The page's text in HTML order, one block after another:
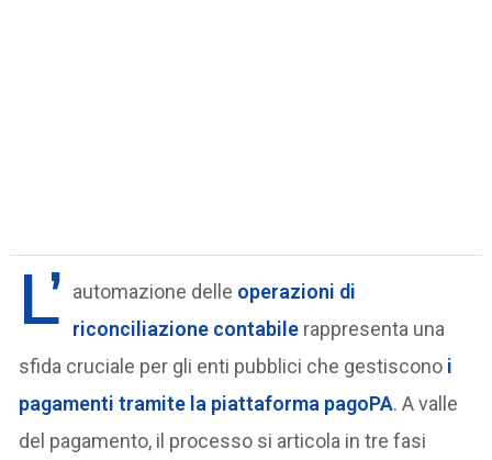
L’ automazione delle operazioni di
riconciliazione contabile rappresenta una
sfida cruciale per gli enti pubblici che gestiscono i
pagamenti tramite la piattaforma pagoPA. A valle
del pagamento, il processo si articola in tre fasi